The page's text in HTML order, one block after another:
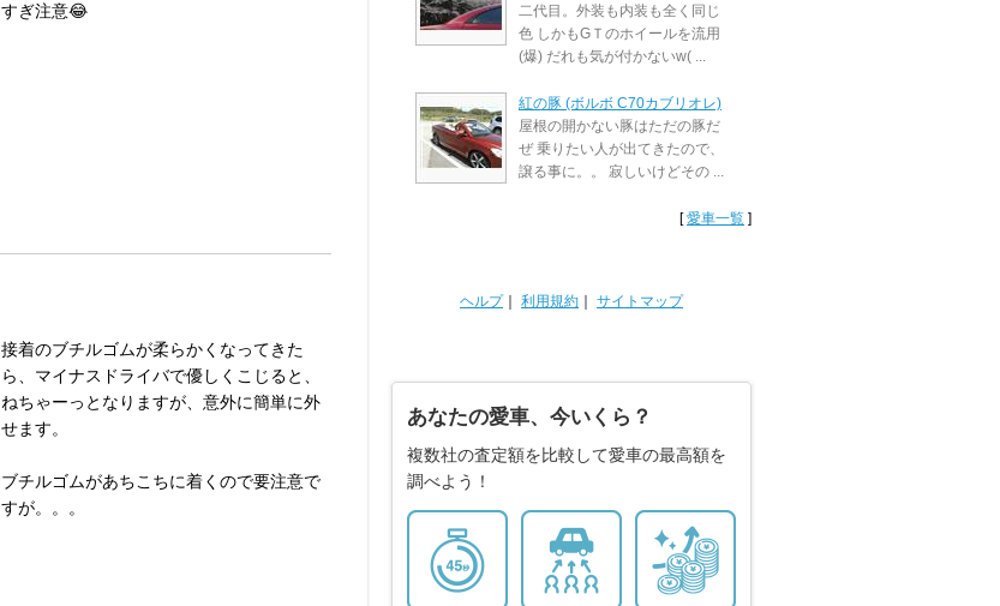
すぎ注意😂
接着のブチルゴムが柔らかくなってきた
ら、マイナスドライバで優しくこじると、
ねちゃーっとなりますが、意外に簡単に外
せます。
ブチルゴムがあちこちに着くので要注意で
すが。。。
二代目。外装も内装も全く同じ
色 しかもGＴのホイールを流用
(爆) だれも気が付かないw( ...
紅の豚 (ボルボ C70カブリオレ)
屋根の開かない豚はただの豚だ
ぜ 乗りたい人が出てきたので、
譲る事に。。 寂しいけどその ...
[愛車一覧 ]
ヘルプ｜ 利用規約 サイトマップ
あなたの愛車、今いくら？
複数社の査定額を比較して愛車の最高額を
調べよう！